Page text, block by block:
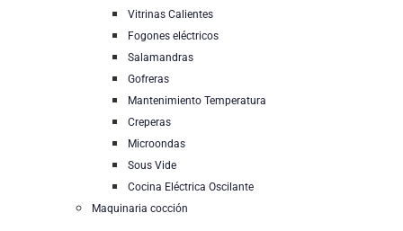
Vitrinas Calientes
Fogones eléctricos
Salamandras
Gofreras
Mantenimiento Temperatura
Creperas
Microondas
Sous Vide
Cocina Eléctrica Oscilante
Maquinaria cocción